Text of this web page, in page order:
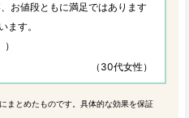
お値段ともに満足ではあります
ます。
（30代女性）
まとめたものです。具体的な効果を保証